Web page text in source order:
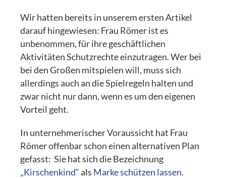
Wir hatten bereits in unserem ersten Artikel
darauf hingewiesen: Frau Römer ist es
unbenommen, für ihre geschäftlichen
Aktivitäten Schutzrechte einzutragen. Wer bei
bei den Großen mitspielen will, muss sich
allerdings auch an die Spielregeln halten und
zwar nicht nur dann, wenn es um den eigenen
Vorteil geht.
In unternehmerischer Voraussicht hat Frau
Römer offenbar schon einen alternativen Plan
gefasst: Sie hat sich die Bezeichnung
„Kirschenkind“als Marke schützen lassen.